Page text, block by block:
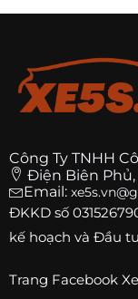
Công Ty TNHH
Điện Biên Phủ,
Email:
ĐKKD số
kế hoạch và Đầu
Trang Facebook